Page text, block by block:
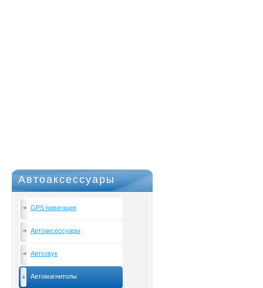
Автоаксессуары
GPS навигация
Автоаксессуары
Автозвук
Автомагнитолы